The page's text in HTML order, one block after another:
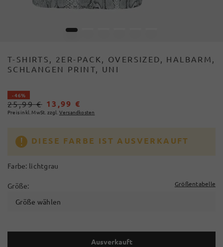
1
T-SHIRTS, 2ER-PACK, OVERSIZED, HALBARM,
SCHLANGEN PRINT, UNI
- 46%
25,99 € 13,99 €
Preis inkl. MwSt. zzgl. Versandkosten
DIESE FARBE IST AUSVERKAUFT
Farbe: lichtgrau
Größe: Größentabelle
Größe wählen
Ausverkauft